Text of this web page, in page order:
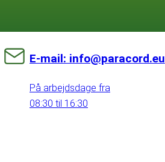
E-mail: info@paracord.eu
På arbejdsdage fra
08:30 til 16:30